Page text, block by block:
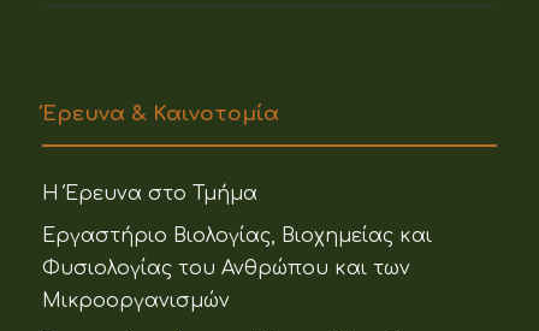
Έρευνα & Καινοτομία
Η Έρευνα στο Τμήμα
Εργαστήριο Βιολογίας, Βιοχημείας και
Φυσιολογίας του Ανθρώπου και των
Μικροοργανισμών